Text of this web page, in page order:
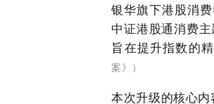
银华旗下港股消
中证港股通消费
旨在提升指数的
案》）
本次升级的核心内